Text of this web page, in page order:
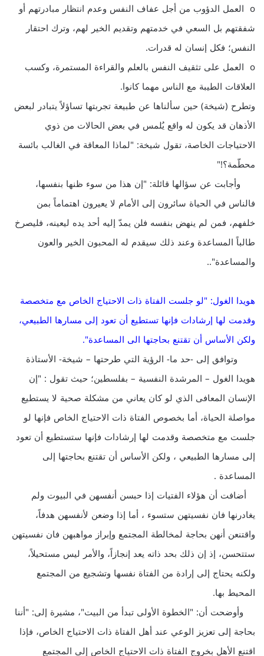
o العمل الدؤوب من أجل عفاف النفس وعدم انتظار مبادرتهم أو
شفقتهم بل السعي في خدمتهم وتقديم الخير لهم، وترك احتقار
النفس؛ فكل إنسان له قدرات.
o العمل على تثقيف النفس بالعلم والقراءة المستمرة، وكسب
العلاقات الطيبة مع الناس مهما كانوا.
وتطرح (شيخة) حين سألناها عن طبيعة تجربتها تساؤلاً يتبادر لبعض
الأذهان قد يكون له واقع يُلمس في بعض الحالات من ذوي
الاحتياجات الخاصة، تقول شيخة: "لماذا المعاقة في الغالب بائسة
محطّمة؟!"
وأجابت عن سؤالها قائلة: "إن هذا من سوء ظنها بنفسها،
فالناس في الحياة سائرون إلى الأمام لا يعيرون اهتماماً بمن
خلفهم، فمن لم ينهض بنفسه فلن يمدّ إليه أحد يده ليعينه، فليصرخ
طالباً المساعدة وعند ذلك سيقدم له المحبون الخير والعون
والمساعدة"..
هويدا الغول: "لو جلست الفتاة ذات الاحتياج الخاص مع متخصصة
وقدمت لها إرشادات فإنها تستطيع أن تعود إلى مسارها الطبيعي،
ولكن الأساس أن تقتنع بحاجتها الى المساعدة".
وتوافق إلى -حد ما- الرؤية التي طرحتها – شيخة- الأستاذة
هويدا الغول – المرشدة النفسية – بفلسطين؛ حيث تقول : "إن
الإنسان المعافى الذي لو كان يعاني من مشكلة صحية لا يستطيع
مواصلة الحياة، أما بخصوص الفتاة ذات الاحتياج الخاص فإنها لو
جلست مع متخصصة وقدمت لها إرشادات فإنها ستستطيع أن تعود
إلى مسارها الطبيعي ، ولكن الأساس أن تقتنع بحاجتها إلى
المساعدة .
أضافت أن هؤلاء الفتيات إذا حبسن أنفسهن في البيوت ولم
يغادرنها فان نفسيتهن ستسوء ، أما إذا وضعن لأنفسهن هدفاً،
واقتنعن أنهن بحاجة لمخالطة المجتمع وإبراز مواهبهن فان نفسيتهن
ستتحسن، إذ إن ذلك بحد ذاته يعد إنجازاً، والأمر ليس مستحيلاً،
ولكنه يحتاج إلى إرادة من الفتاة نفسها وتشجيع من المجتمع
المحيط بها.
وأوضحت أن: "الخطوة الأولى تبدأ من البيت"، مشيرة إلى: "أننا
بحاجة إلى تعزيز الوعي عند أهل الفتاة ذات الاحتياج الخاص، فإذا
اقتنع الأهل بخروج الفتاة ذات الاحتياج الخاص إلى المجتمع